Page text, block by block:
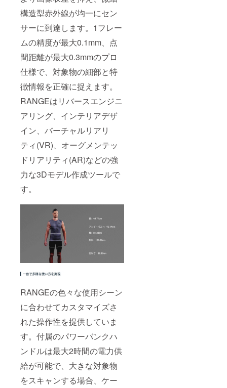
構造型赤外線が均一にセン
サーに到達します。1フレー
ムの精度が最大0.1mm、点
間距離が最大0.3mmのプロ
仕様で、対象物の細部と特
徴情報を正確に捉えます。
RANGEはリバースエンジニ
アリング、インテリアデザ
イン、バーチャルリアリ
ティ(VR)、オーグメンテッ
ドリアリティ(AR)などの強
力な3Dモデル作成ツールで
す。
RANGEの色々な使用シーン
に合わせてカスタマイズさ
れた操作性を提供していま
す。付属のパワーバンクハ
ンドルは最大2時間の電力供
給が可能で、大きな対象物
をスキャンする場合、ケー